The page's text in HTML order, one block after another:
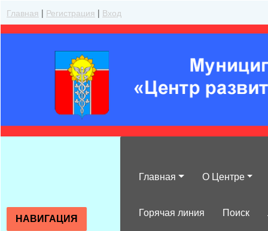
Главная | Регистрация | Вход
Главная О Центре
Горячая линия Поиск
НАВИГАЦИЯ